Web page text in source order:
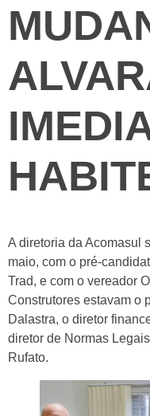
A diretoria da Acomasul
maio, com o pré-
Trad, e com o vereador
Construtores estavam o
Dalastra, o diretor
diretor de Normas
Rufato.